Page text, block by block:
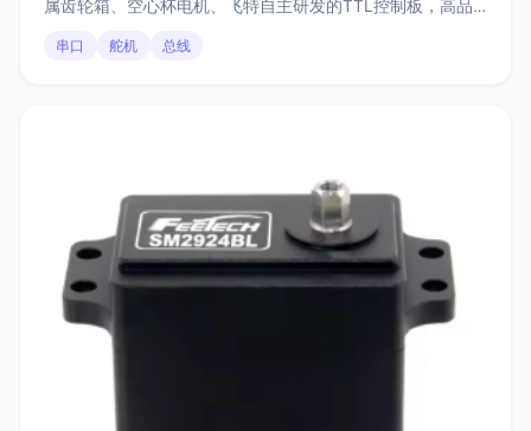
属齿轮箱、空心杯电机、飞特自主研发的TTL控制板，高品
度为300°，具有伺服模式和连续转电机工作模式，反馈位
串口 舵机 总线